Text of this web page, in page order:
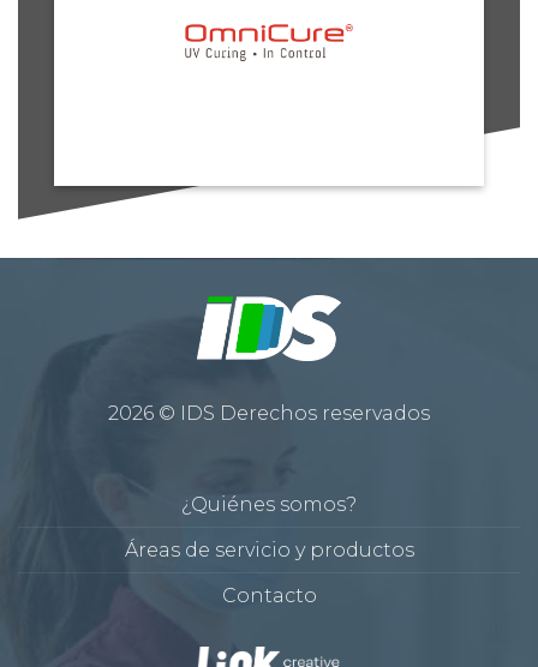
2026 © IDS Derechos reservados
¿Quiénes somos?
Áreas de servicio y productos
Contacto